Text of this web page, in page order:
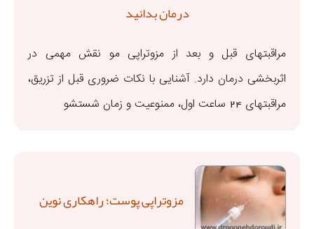
درمان بدانید
مراقبتهای قبل و بعد از مزوتراپی مو نقش مهمی در
اثربخشی درمان دارد. آشنایی با نکات ضروری قبل از تزریق،
مراقبتهای ۲۴ ساعت اول، ممنوعیت‌ و زمان شستشو
مزوتراپی پوست؛ راهکاری نوین